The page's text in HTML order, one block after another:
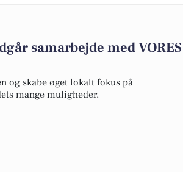
samarbejde med VORES
og skabe øget lokalt fokus på
mange muligheder.